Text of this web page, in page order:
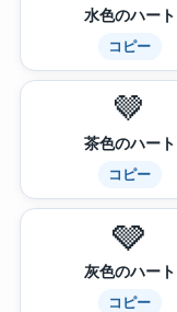
水色のハート
コピー
🤎
茶色のハート
コピー
🩶
灰色のハート
コピー